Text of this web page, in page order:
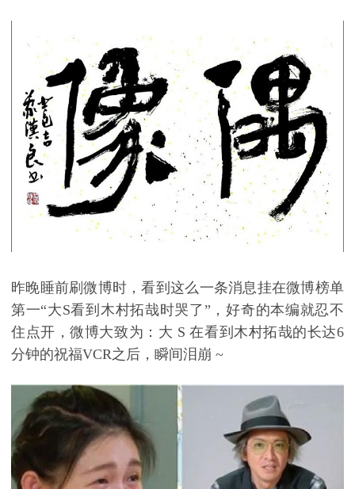
昨晚睡前刷微博时，看到这么一条消息挂在微博榜单
第一“大S看到木村拓哉时哭了”，好奇的本编就忍不
住点开，微博大致为：大 S 在看到木村拓哉的长达6
分钟的祝福VCR之后，瞬间泪崩 ~